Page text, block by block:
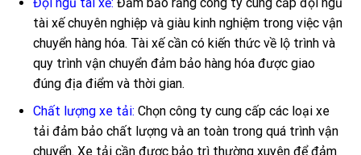
tài xế chuyên nghiệp và giàu kinh nghiệm trong việc vận
chuyển hàng hóa. Tài xế cần có kiến thức về lộ trình và
quy trình vận chuyển đảm bảo hàng hóa được giao
đúng địa điểm và thời gian.
Chất lượng xe tải: Chọn công ty cung cấp các loại xe
tải đảm bảo chất lượng và an toàn trong quá trình vận
chuyển. Xe tải cần được bảo trì thường xuyên để đảm